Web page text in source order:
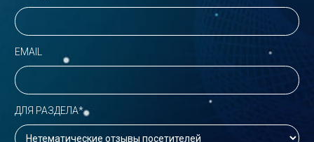
EMAIL
ДЛЯ РАЗДЕЛА*